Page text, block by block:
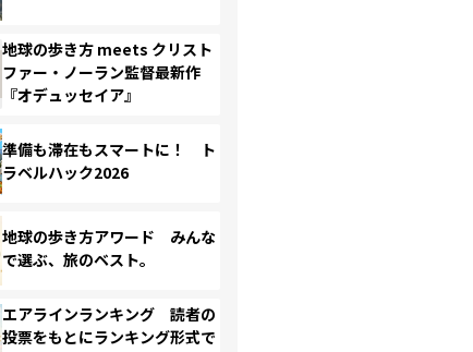
地球の歩き方 meets クリスト
ファー・ノーラン監督最新作
『オデュッセイア』
準備も滞在もスマートに！ ト
ラベルハック2026
地球の歩き方アワード みんな
で選ぶ、旅のベスト。
エアラインランキング 読者の
投票をもとにランキング形式で